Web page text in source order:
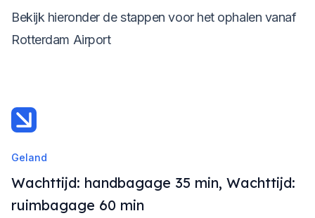
Bekijk hieronder de stappen voor het ophalen vanaf
Rotterdam Airport
Geland
Wachttijd: handbagage 35 min, Wachttijd:
ruimbagage 60 min